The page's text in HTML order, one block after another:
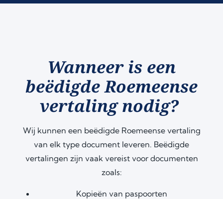
Wanneer is een
beëdigde Roemeense
vertaling nodig?
Wij kunnen een beëdigde Roemeense vertaling
van elk type document leveren. Beëdigde
vertalingen zijn vaak vereist voor documenten
zoals:
Kopieën van paspoorten